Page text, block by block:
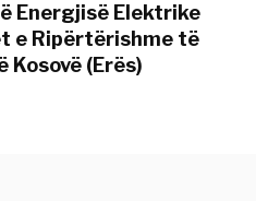
Energjisë Elektrike
e Ripërtërishme të
Kosovë (Erës)